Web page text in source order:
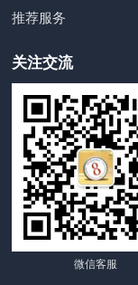
推荐服务
关注交流
微信客服